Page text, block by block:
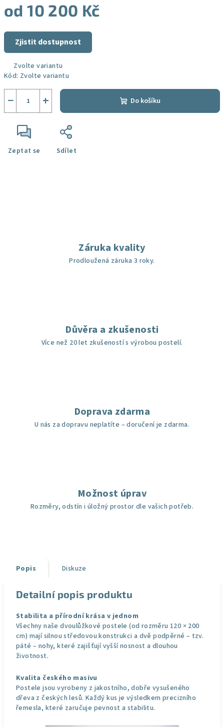
od10 200 Kč
cena:Zjistit dostupnost
Zvolte variantu
Kód: Zvolte variantu
+
− Do košíku
Zeptat se Sdílet
Záruka kvality
Prodloužená záruka 3 roky.
Důvěra a zkušenosti
Více než 20 let zkušeností s výrobou postelí.
Doprava zdarma
U nás za dopravu neplatíte – doručení je zdarma.
Možnost úprav
Rozměry, odstín i úložný prostor dle vašich potřeb.
Popis Diskuze
Detailní popis produktu
Stabilita a přírodní krása v jednom
Všechny naše dvoulůžkové postele (od rozměru 120 × 200
cm) mají silnou středovou konstrukci a dvě podpěrné – tzv.
páté – nohy, které zajišťují vyšší nosnost a dlouhou
životnost.
Kvalita českého masivu
Postele jsou vyrobeny z jakostního, dobře vysušeného
dřeva z českých lesů. Každý kus je výsledkem precizního
řemesla, které zaručuje pevnost a stabilitu.